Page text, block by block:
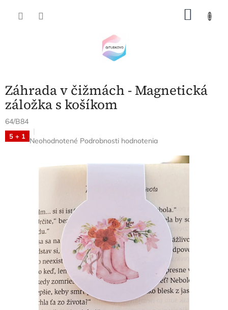
Záhrada v čižmách - Magnetická
záložka s košíkom
64/B84
5 + 1 Priemerné
hviezdičiek.
Neohodnotené Podrobnosti hodnotenia